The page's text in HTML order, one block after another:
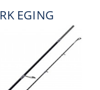
EGING